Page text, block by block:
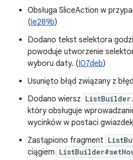
Obsługa SliceAction w
(Ie289b)
Dodano tekst selektora
powoduje utworzenie
wyboru daty. (I07deb)
Usunięto błąd związany z
Dodano wiersz
który obsługuje
wycinków w postaci
Zastąpiono fragment
ciągiem